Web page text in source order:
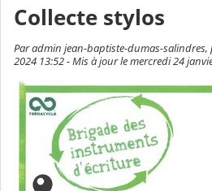
Collecte stylos
Par admin jean-baptiste-dumas-salindres,
2024 13:52 - Mis à jour le mercredi 24